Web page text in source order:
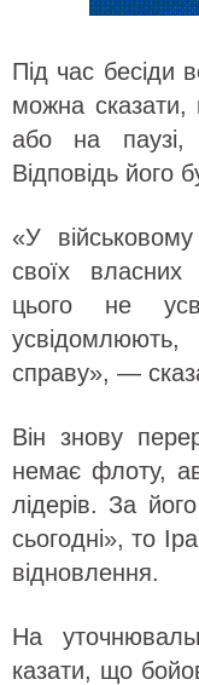
Під час бесіди
можна сказати,
або на
Відповідь його
«У
своїх
цього не
справу», —
Він знову
немає флоту,
лідерів. За
сьогодні», то
відновлення.
На
казати, що